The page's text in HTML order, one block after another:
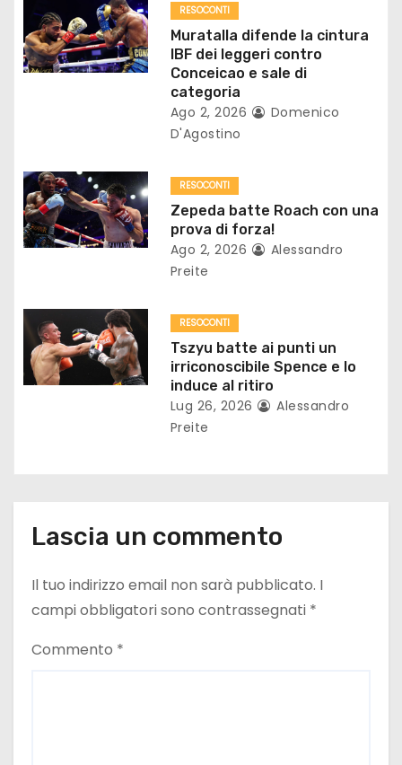
o
n
r
t
i
o
l
i
RESOCONTI
Muratalla difende la cintura
IBF dei leggeri contro
Conceicao e sale di
categoria
Ago 2, 2026
Domenico
D'Agostino
RESOCONTI
Zepeda batte Roach con una
prova di forza!
Ago 2, 2026
Alessandro
Preite
RESOCONTI
Tszyu batte ai punti un
irriconoscibile Spence e lo
induce al ritiro
Lug 26, 2026
Alessandro
Preite
Lascia un commento
Il tuo indirizzo email non sarà pubblicato. I
campi obbligatori sono contrassegnati *
Commento *